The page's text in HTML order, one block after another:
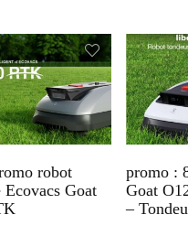
robot
Ecovacs Goat
promo :
Goat
–